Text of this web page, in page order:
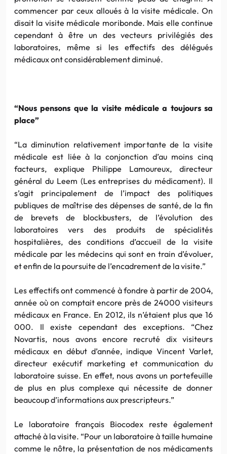
commencer par ceux alloués à la visite médicale. On
disait la visite médicale moribonde. Mais elle continue
cependant à être un des vecteurs privilégiés des
laboratoires, même si les effectifs des délégués
médicaux ont considérablement diminué.
“Nous pensons que la visite médicale a toujours sa
place”
“La diminution relativement importante de la visite
médicale est liée à la conjonction d’au moins cinq
facteurs, explique Philippe Lamoureux, directeur
général du Leem (Les entreprises du médicament). Il
s’agit principalement de l’impact des politiques
publiques de maîtrise des dépenses de santé, de la fin
de brevets de blockbusters, de l’évolution des
laboratoires vers des produits de spécialités
hospitalières, des conditions d’accueil de la visite
médicale par les médecins qui sont en train d’évoluer,
et enfin de la poursuite de l’encadrement de la visite.”
Les effectifs ont commencé à fondre à partir de 2004,
année où on comptait encore près de 24000 visiteurs
médicaux en France. En 2012, ils n’étaient plus que 16
000. Il existe cependant des exceptions. “Chez
Novartis, nous avons encore recruté dix visiteurs
médicaux en début d’année, indique Vincent Varlet,
directeur exécutif marketing et communication du
laboratoire suisse. En effet, nous avons un portefeuille
de plus en plus complexe qui nécessite de donner
beaucoup d’informations aux prescripteurs.”
Le laboratoire français Biocodex reste également
attaché à la visite. “Pour un laboratoire à taille humaine
comme le nôtre, la présentation de nos médicaments